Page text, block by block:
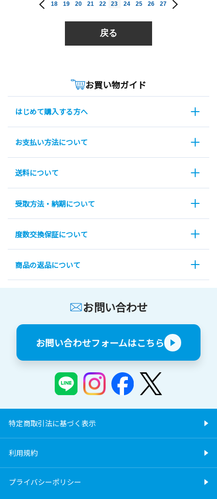
18 19 20 21 22 23 24 25 26 27
戻る
お買い物ガイド
はじめて購入する方へ
お支払い方法について
送料について
受取方法・納期について
度数交換保証について
商品の返品について
お問い合わせ
お問い合わせフォームはこちら
特定商取引法に基づく表示
利用規約
プライバシーポリシー